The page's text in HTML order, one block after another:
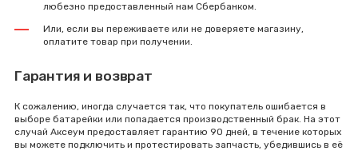
любезно предоставленный нам Сбербанком.
Или, если вы переживаете или не доверяете магазину,
оплатите товар при получении.
Гарантия и возврат
К сожалению, иногда случается так, что покупатель ошибается в
выборе батарейки или попадается производственный брак. На этот
случай Аксеум предоставляет гарантию 90 дней, в течение которых
вы можете подключить и протестировать запчасть, убедившись в её